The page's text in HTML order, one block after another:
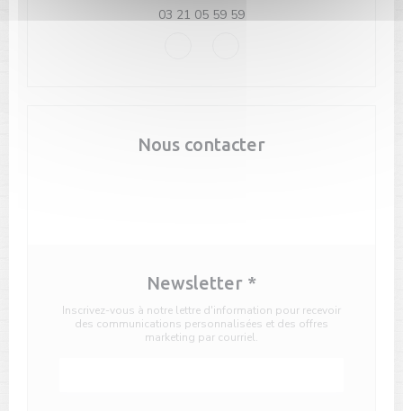
03 21 05 59 59
Nous contacter
Newsletter *
Inscrivez-vous à notre lettre d'information pour recevoir
des communications personnalisées et des offres
marketing par courriel.